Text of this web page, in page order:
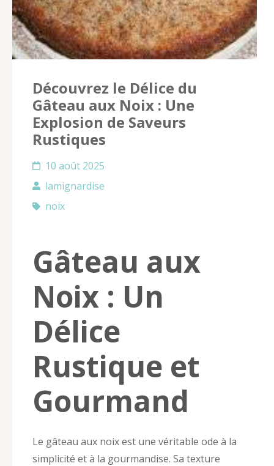
Découvrez le Délice du
Gâteau aux Noix : Une
Explosion de Saveurs
Rustiques
10 août 2025
lamignardise
noix
Gâteau aux
Noix : Un
Délice
Rustique et
Gourmand
Le gâteau aux noix est une véritable ode à la
simplicité et à la gourmandise. Sa texture